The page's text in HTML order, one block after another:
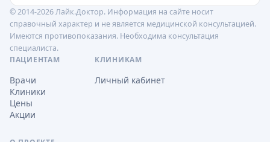
© 2014-2026 Лайк.Доктор. Информация на сайте носит
справочный характер и не является медицинской консультацией.
Имеются противопоказания. Необходима консультация
специалиста.
ПАЦИЕНТАМ
Врачи
Клиники
Цены
Акции
КЛИНИКАМ
Личный кабинет